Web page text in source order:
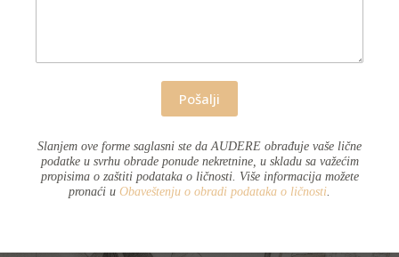
Pošalji
Slanjem ove forme saglasni ste da AUDERE obrađuje vaše lične
podatke u svrhu obrade ponude nekretnine, u skladu sa važećim
propisima o zaštiti podataka o ličnosti. Više informacija možete
pronaći u Obaveštenju o obradi podataka o ličnosti